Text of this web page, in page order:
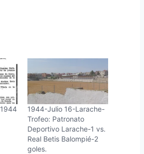
1944-Julio 16-Larache-
Trofeo: Patronato
Deportivo Larache-1 vs.
Real Betis Balompié-2
goles.